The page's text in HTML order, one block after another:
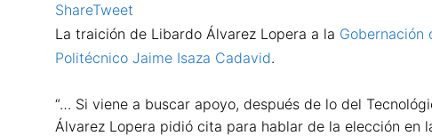
ShareTweet
La traición de Libardo Álvarez Lopera a la Gobernación
Politécnico Jaime Isaza Cadavid.
“… Si viene a buscar apoyo, después de lo del
Álvarez Lopera pidió cita para hablar de la elección en